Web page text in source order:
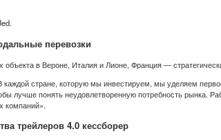
перевозки
в Вероне, Италия и Лионе, Франция —
стране, которую мы инвестируем, мы уделяем
лучше понять неудовлетворенную потребность рынка.
компаний».
трейлеров 4.0 кессборер